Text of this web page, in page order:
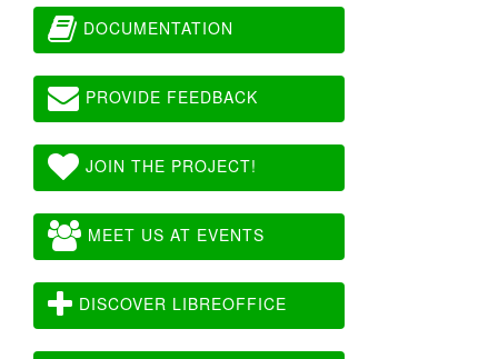
DOCUMENTATION
PROVIDE FEEDBACK
JOIN THE PROJECT!
MEET US AT EVENTS
DISCOVER LIBREOFFICE